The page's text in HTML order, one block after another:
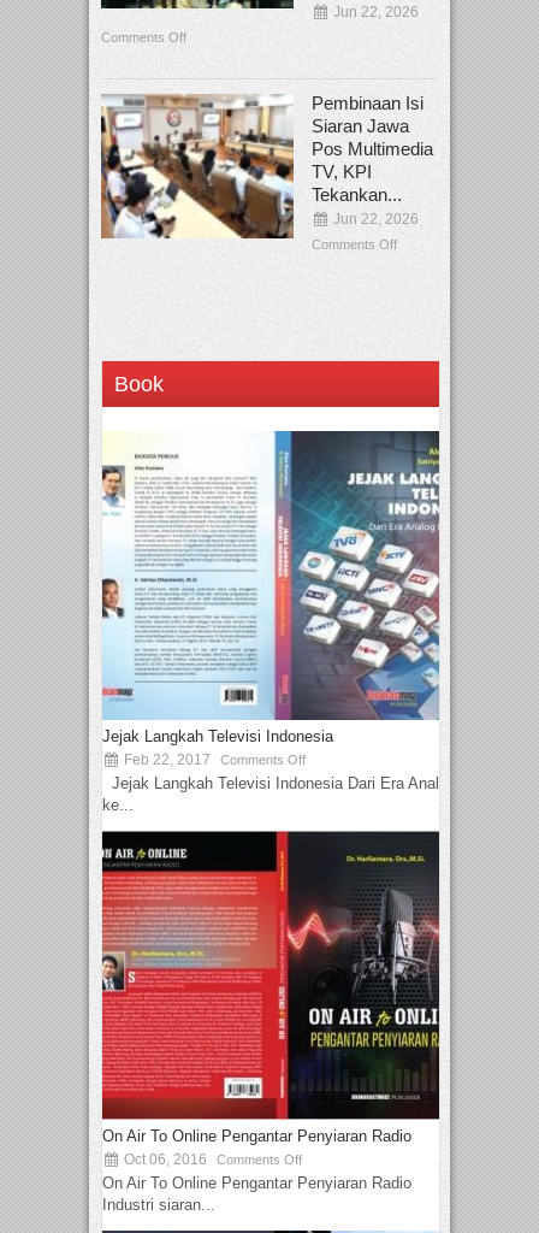
Jun 22, 2026
Comments Off
Pembinaan Isi
Siaran Jawa
Pos Multimedia
TV, KPI
Tekankan...
Jun 22, 2026
Comments Off
Book
Jejak Langkah Televisi Indonesia
Feb 22, 2017 Comments Off
Jejak Langkah Televisi Indonesia Dari Era Analog
ke...
On Air To Online Pengantar Penyiaran Radio
Oct 06, 2016 Comments Off
On Air To Online Pengantar Penyiaran Radio
Industri siaran...